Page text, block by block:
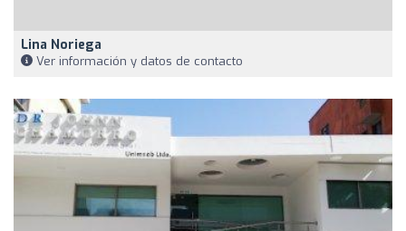
Lina Noriega
Ver información y datos de contacto